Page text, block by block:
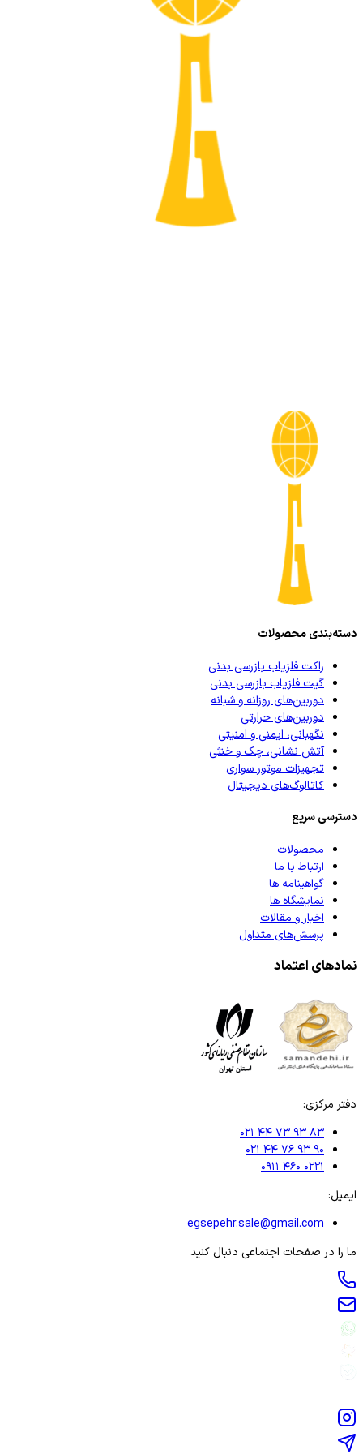
حساسیت دمایی چه قدر دقیق است
اندازه گیری طول و مساحت هدف چه قدر دقیق است
نمایش هم زمان تصویر دمایی و طبیعی
دسته‌بندی محصولات
راکت فلزیاب بازرسی بدنی
گیت فلزیاب بازرسی بدنی
دوربین‌های روزانه و شبانه
دوربین‌های حرارتی
نگهبانی، ایمنی و امنیتی
آتش نشانی، چک و خنثی
تجهیزات موتور سواری
کاتالوگ‌های دیجیتال
دسترسی سریع
محصولات
ارتباط با ما
گواهینامه ها
نمایشگاه ها
اخبار و مقالات
پرسش‌های متداول
نمادهای اعتماد
دفتر مرکزی:
۰۲۱ ۴۴ ۷۳ ۹۳ ۸۳
۰۲۱ ۴۴ ۷۶ ۹۳ ۹۰
۰۹۱۱ ۴۶۰ ۰۲۲۱
ایمیل:
egsepehr.sale@gmail.com
ما را در صفحات اجتماعی دنبال کنید